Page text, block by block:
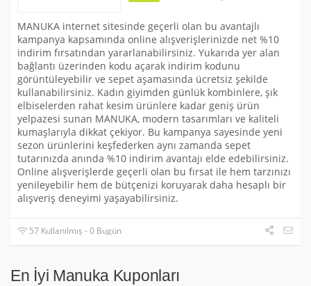
MANUKA internet sitesinde geçerli olan bu avantajlı
kampanya kapsamında online alışverişlerinizde net %10
indirim fırsatından yararlanabilirsiniz. Yukarıda yer alan
bağlantı üzerinden kodu açarak indirim kodunu
görüntüleyebilir ve sepet aşamasında ücretsiz şekilde
kullanabilirsiniz. Kadın giyimden günlük kombinlere, şık
elbiselerden rahat kesim ürünlere kadar geniş ürün
yelpazesi sunan MANUKA, modern tasarımları ve kaliteli
kumaşlarıyla dikkat çekiyor. Bu kampanya sayesinde yeni
sezon ürünlerini keşfederken aynı zamanda sepet
tutarınızda anında %10 indirim avantajı elde edebilirsiniz.
Online alışverişlerde geçerli olan bu fırsat ile hem tarzınızı
yenileyebilir hem de bütçenizi koruyarak daha hesaplı bir
alışveriş deneyimi yaşayabilirsiniz.
57 Kullanılmış - 0 Bugün
En İyi Manuka Kuponları